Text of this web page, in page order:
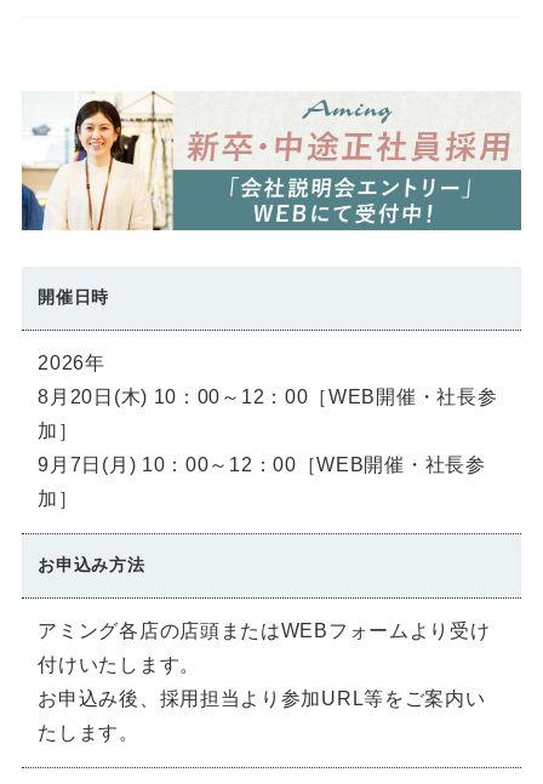
開催日時
2026年
8月20日(木) 10：00～12：00［WEB開催・社長参
加］
9月7日(月) 10：00～12：00［WEB開催・社長参
加］
お申込み方法
アミング各店の店頭またはWEBフォームより受け
付けいたします。
お申込み後、採用担当より参加URL等をご案内い
たします。